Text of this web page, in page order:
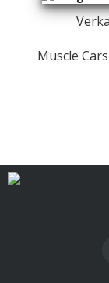
Muscle